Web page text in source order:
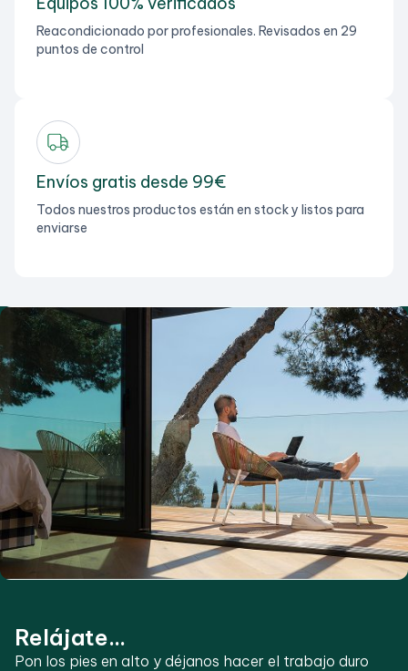
Reacondicionado por profesionales. Revisados en 29
puntos de control
Envíos gratis desde 99€
Todos nuestros productos están en stock y listos para
enviarse
Relájate...
Pon los pies en alto y déjanos hacer el trabajo duro